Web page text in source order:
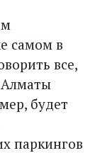
самом в
все,
будет
паркингов